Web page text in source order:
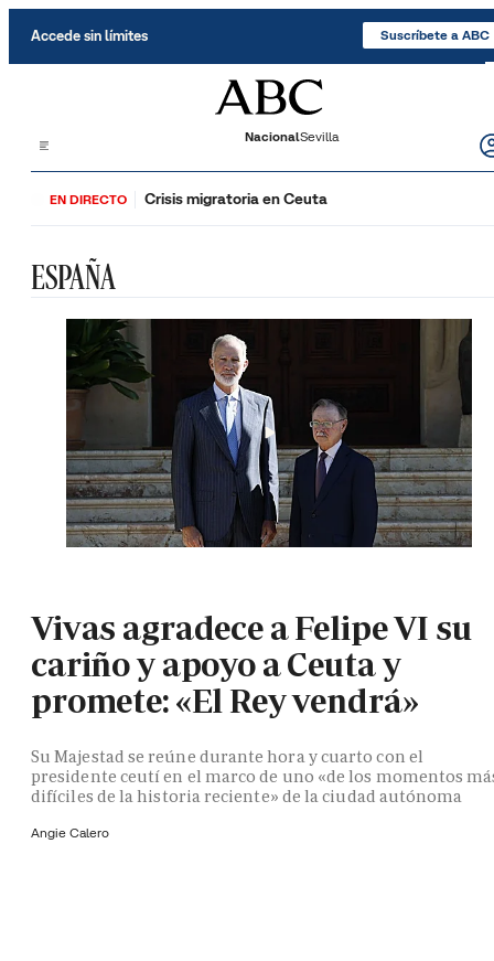
Accede sin límites Suscríbete a ABC
NacionalSevilla
EN DIRECTO Crisis migratoria en Ceuta
ESPAÑA
Vivas agradece a Felipe VI su
cariño y apoyo a Ceuta y
promete: «El Rey vendrá»
Su Majestad se reúne durante hora y cuarto con el
presidente ceutí en el marco de uno «de los momentos
difíciles de la historia reciente» de la ciudad autónoma
Angie Calero